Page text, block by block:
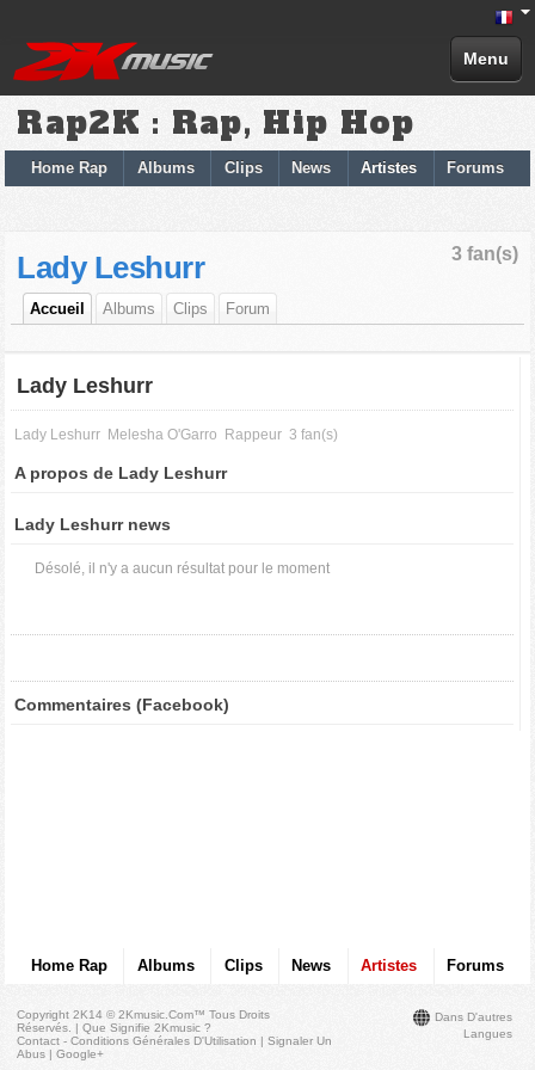
Menu
Rap2K : Rap, Hip Hop
Home Rap Albums Clips News Artistes Forums
3 fan(s)
Lady Leshurr
Accueil Albums Clips Forum
Lady Leshurr
Lady Leshurr Melesha O'Garro Rappeur 3 fan(s)
A propos de Lady Leshurr
Lady Leshurr news
Désolé, il n'y a aucun résultat pour le moment
Commentaires (Facebook)
Home Rap Albums Clips News Artistes Forums
Dans D'autres
Langues
Copyright 2K14 © 2Kmusic.com™Tous Droits
Réservés . |Que Signifie 2Kmusic ?
Contact - Conditions Générales D'Utilisation |Signaler Un
Abus |Google+